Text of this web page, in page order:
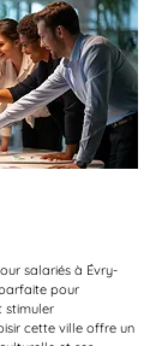
salariés à Évry-
pour
stimuler
cette ville offre un